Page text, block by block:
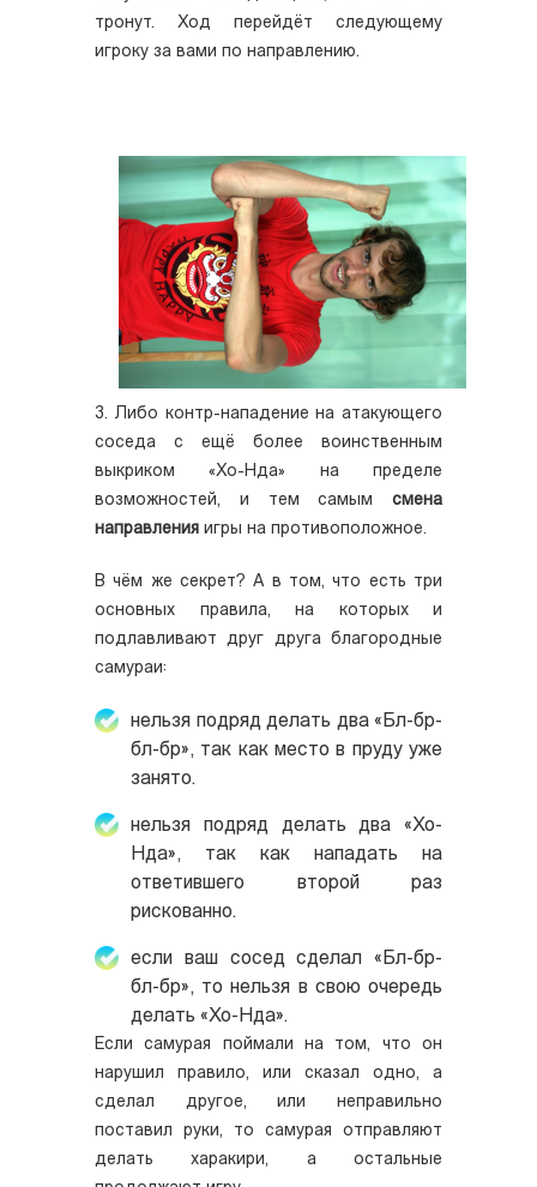
тронут. Ход перейдёт следующему
игроку за вами по направлению.
3. Либо контр-нападение на атакующего
соседа с ещё более воинственным
выкриком «Хо-Нда» на пределе
возможностей, и тем самым смена
направления игры на противоположное.
В чём же секрет? А в том, что есть три
основных правила, на которых и
подлавливают друг друга благородные
самураи:
нельзя подряд делать два «Бл-бр-
бл-бр», так как место в пруду уже
занято.
нельзя подряд делать два «Хо-
Нда», так как нападать на
ответившего второй раз
рискованно.
если ваш сосед сделал «Бл-бр-
бл-бр», то нельзя в свою очередь
делать «Хо-Нда».
Если самурая поймали на том, что он
нарушил правило, или сказал одно, а
сделал другое, или неправильно
поставил руки, то самурая отправляют
делать харакири, а остальные